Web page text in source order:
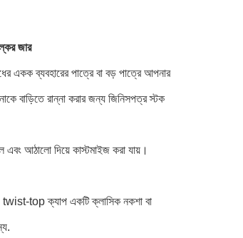
জার
একক ব্যবহারের পাত্রে বা বড় পাত্রে আপনার
বাড়িতে রান্না করার জন্য জিনিসপত্র স্টক
এবং আঠালো দিয়ে কাস্টমাইজ করা যায়।
twist-top ক্যাপ একটি ক্লাসিক নকশা বা